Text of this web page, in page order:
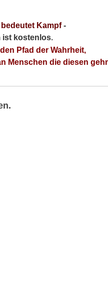
Kampf-
ist kostenlos.
Pfad der Wahrheit,
Menschen die diesen